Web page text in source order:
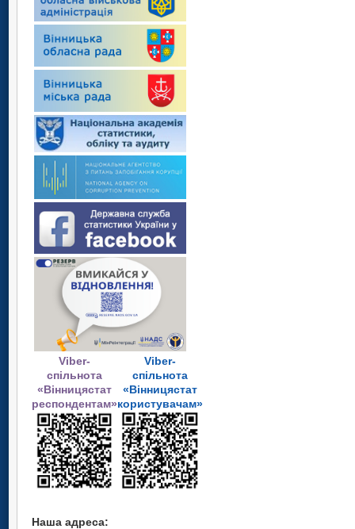
Viber-
спільнота
«Вінницястат
респондентам»
Viber-
спільнота
«Вінницястат
користувачам»
Наша адреса: